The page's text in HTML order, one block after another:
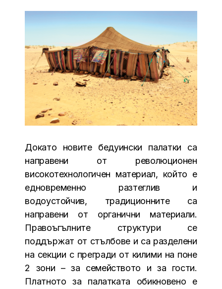
Докато новите бедуински палатки са
направени от революционен
високотехнологичен материал, който е
едновременно разтеглив и
водоустойчив, традиционните са
направени от органични материали.
Правоъгълните структури се
поддържат от стълбове и са разделени
на секции с прегради от килими на поне
2 зони – за семейството и за гости.
Платното за палатката обикновено е